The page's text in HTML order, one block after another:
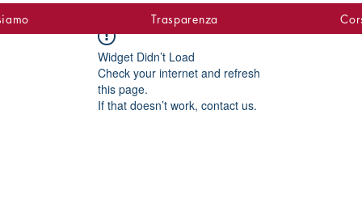
Trasparenza
Widget Didn’t Load
Check your internet and refresh
this page.
If that doesn’t work, contact us.